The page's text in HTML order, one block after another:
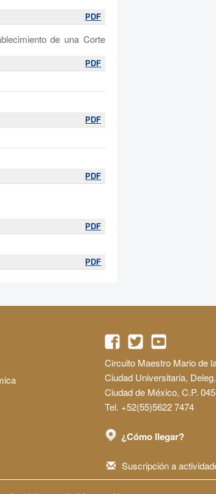
PDF
de una Corte
PDF
PDF
PDF
PDF
PDF
Circuito Maestro Mario de
Ciudad Universitaria,
Ciudad de México, C.P.
Tel. +52(55)5622 7474
¿Cómo llegar?
Suscripción a